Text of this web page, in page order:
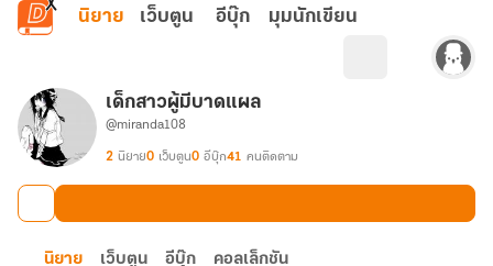
ข้ามไปยังเนื้อหาหลัก
นิยาย เว็บตูน อีบุ๊ก มุมนักเขียน
เด็กสาวผู้มีบาดแผล
@miranda108
2 นิยาย0 เว็บตูน0 อีบุ๊ก41 คนติดตาม
นิยาย เว็บตูน อีบุ๊ก คอลเล็กชัน